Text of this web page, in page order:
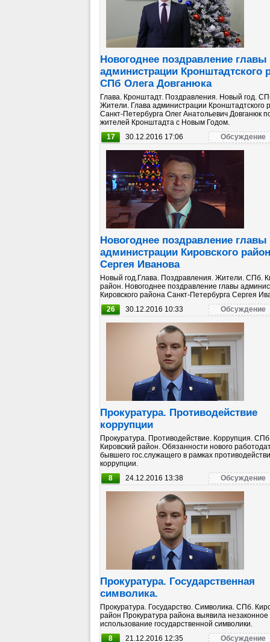
Новогоднее поздравление главы
администрации Кронштадтского
СПб Олега Довганюка
Глава. Кронштадт. Поздравления. Новый год.
Жители. Глава администрации Кронштадтского
Санкт-Петербурга Олег Анатольевич Довганюк
жителей Кронштадта с Новым Годом.
17
30.12.2016 17:06 Обсуждение
Новогоднее поздравление главы
администрации Кировского
Сергея Иванова
Новый год.Глава. Поздравления. Жители. СПб.
район. Новогоднее поздравление главы
Кировского района Санкт-Петербурга Сергея
26
30.12.2016 10:33 Обсуждение
Прокуратура. Противодействие
коррупции
Прокуратура. Противодействие. Коррупция.
Кировский район. Обязанности нового
бывшего гос.служащего в рамках
коррупции.
8
24.12.2016 13:38 Обсуждение
Прокуратура. Государственная
символика.
Прокуратура. Государство. Символика. СПб.
район Прокуратура района выявила незаконное
использование государственной символики.
8
21.12.2016 12:35 Обсуждение